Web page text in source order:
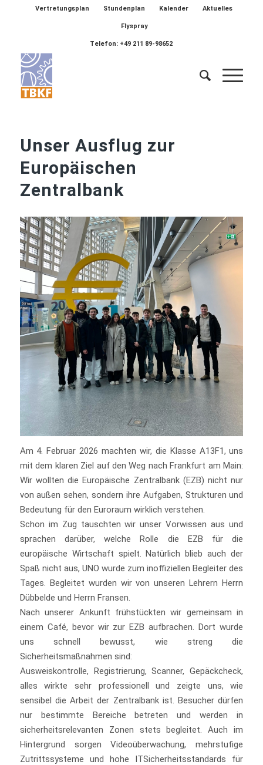
Vertretungsplan Stundenplan Kalender Aktuelles
Flyspray
Telefon: +49 211 89-98652
Unser Ausflug zur
Europäischen
Zentralbank
Am 4. Februar 2026 machten wir, die Klasse A13F1, uns
mit dem klaren Ziel auf den Weg nach Frankfurt am Main:
Wir wollten die Europäische Zentralbank (EZB) nicht nur
von außen sehen, sondern ihre Aufgaben, Strukturen und
Bedeutung für den Euroraum wirklich verstehen.
Schon im Zug tauschten wir unser Vorwissen aus und
sprachen darüber, welche Rolle die EZB für die
europäische Wirtschaft spielt. Natürlich blieb auch der
Spaß nicht aus, UNO wurde zum inoffiziellen Begleiter des
Tages. Begleitet wurden wir von unseren Lehrern Herrn
Dübbelde und Herrn Fransen.
Nach unserer Ankunft frühstückten wir gemeinsam in
einem Café, bevor wir zur EZB aufbrachen. Dort wurde
uns schnell bewusst, wie streng die
Sicherheitsmaßnahmen sind:
Ausweiskontrolle, Registrierung, Scanner, Gepäckcheck,
alles wirkte sehr professionell und zeigte uns, wie
sensibel die Arbeit der Zentralbank ist. Besucher dürfen
nur bestimmte Bereiche betreten und werden in
sicherheitsrelevanten Zonen stets begleitet. Auch im
Hintergrund sorgen Videoüberwachung, mehrstufige
Zutrittssysteme und hohe ITSicherheitsstandards für